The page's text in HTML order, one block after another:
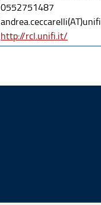
0552751487
http://rcl.unifi.it/